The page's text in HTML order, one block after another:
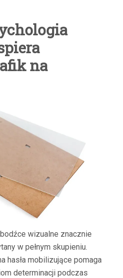
na
wizualne znacznie
w pełnym skupieniu.
hasła mobilizujące pomaga
determinacji podczas